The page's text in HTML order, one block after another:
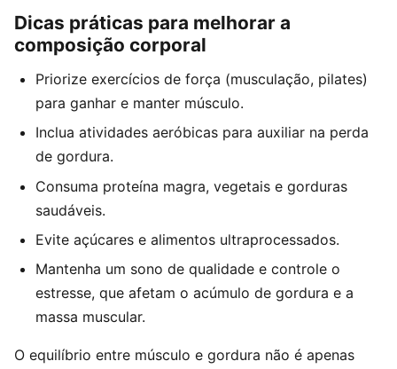
Dicas práticas para melhorar a
composição corporal
Priorize exercícios de força (musculação, pilates)
para ganhar e manter músculo.
Inclua atividades aeróbicas para auxiliar na perda
de gordura.
Consuma proteína magra, vegetais e gorduras
saudáveis.
Evite açúcares e alimentos ultraprocessados.
Mantenha um sono de qualidade e controle o
estresse, que afetam o acúmulo de gordura e a
massa muscular.
O equilíbrio entre músculo e gordura não é apenas